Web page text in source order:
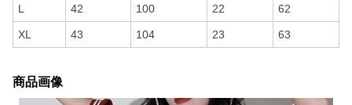
L 42 100 22 62
XL 43 104 23 63
商品画像